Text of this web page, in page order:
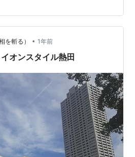
、博多豚骨ラーメンを東海地区
す。 「手作り水餃子」 「黒豚骨
おいて有名な豚骨ラーメンを美
ごちそうさまでした。 ＜（＿
を斬る） • 1年前
オンスタイル熱田